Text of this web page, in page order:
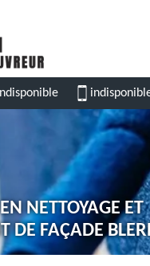
NETTOYAGE ET
DE FAÇADE